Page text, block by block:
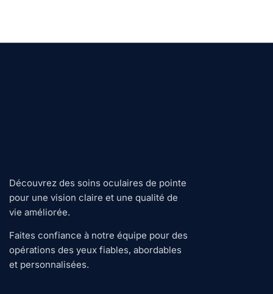
Découvrez des soins oculaires de pointe
pour une vision claire et une qualité de
vie améliorée.
Faites confiance à notre équipe pour des
opérations des yeux fiables, abordables
et personnalisées.